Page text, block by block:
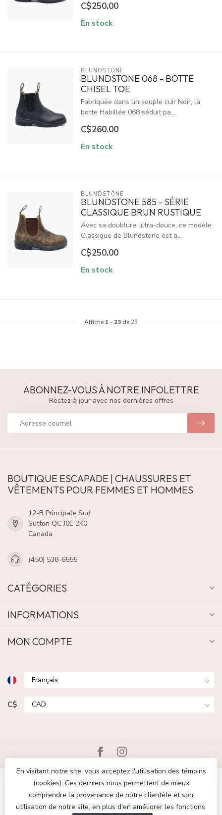
C$250.00
En stock
BLUNDSTONE
BLUNDSTONE 068 - BOTTE
CHISEL TOE
Fabriquée dans un souple cuir Noir, la
botte Habillée 068 séduit pa...
C$260.00
En stock
BLUNDSTONE
BLUNDSTONE 585 - SÉRIE
CLASSIQUE BRUN RUSTIQUE
Avec sa doublure ultra-douce, ce modèle
Classique de Blundstone est a...
C$250.00
En stock
Affiche 1 - 23 de 23
ABONNEZ-VOUS À NOTRE INFOLETTRE
Restez à jour avec nos dernières offres
BOUTIQUE ESCAPADE | CHAUSSURES ET
VÊTEMENTS POUR FEMMES ET HOMMES
12-B Principale Sud
Sutton QC J0E 2K0
Canada
(450) 538-6555
CATÉGORIES
INFORMATIONS
MON COMPTE
C$
© Copyright 2026 Boutique Escapade | Chaussures et vêtements
En visitant notre site, vous acceptez l'utilisation des témoins
(cookies). Ces derniers nous permettent de mieux
comprendre la provenance de notre clientèle et son
utilisation de notre site, en plus d'en améliorer les fonctions.